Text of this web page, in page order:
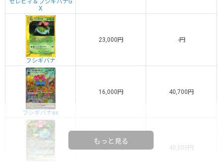
X
フシギバナ
23,000円 -円
フシギバナex
16,000円 40,700円
40,000円
もっと見る